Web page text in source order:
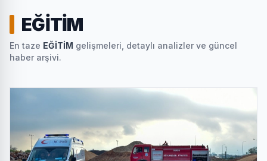
EĞİTİM
En taze EĞİTİM gelişmeleri, detaylı analizler ve güncel
haber arşivi.